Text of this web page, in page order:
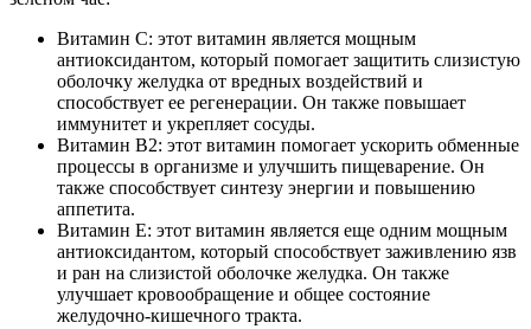
Витамин С: этот витамин является мощным
антиоксидантом, который помогает защитить слизистую
оболочку желудка от вредных воздействий и
способствует ее регенерации. Он также повышает
иммунитет и укрепляет сосуды.
Витамин В2: этот витамин помогает ускорить обменные
процессы в организме и улучшить пищеварение. Он
также способствует синтезу энергии и повышению
аппетита.
Витамин Е: этот витамин является еще одним мощным
антиоксидантом, который способствует заживлению язв
и ран на слизистой оболочке желудка. Он также
улучшает кровообращение и общее состояние
желудочно-кишечного тракта.